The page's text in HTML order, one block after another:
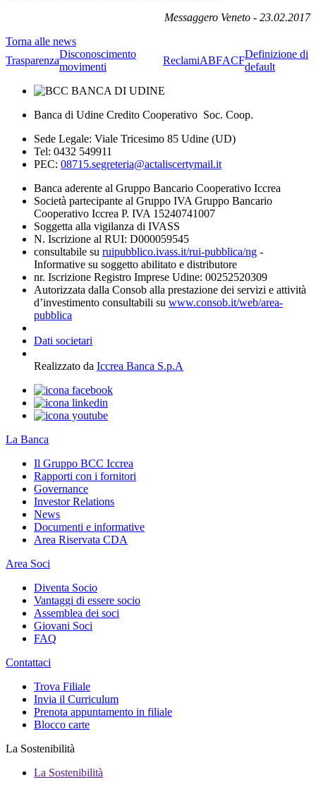
Messaggero Veneto - 23.02.2017
Torna alle news
Trasparenza
Disconoscimento
movimenti
ReclamiABFACF
Definizione di
default
Banca di Udine Credito Cooperativo Soc. Coop.
Sede Legale: Viale Tricesimo 85 Udine (UD)
Tel: 0432 549911
PEC: 08715.segreteria@actaliscertymail.it
Banca aderente al Gruppo Bancario Cooperativo Iccrea
Società partecipante al Gruppo IVA Gruppo Bancario
Cooperativo Iccrea P. IVA 15240741007
Soggetta alla vigilanza di IVASS
N. Iscrizione al RUI: D000059545
consultabile su ruipubblico.ivass.it/rui-pubblica/ng -
Informative su soggetto abilitato e distributore
nr. Iscrizione Registro Imprese Udine: 00252520309
Autorizzata dalla Consob alla prestazione dei servizi e attività
d’investimento consultabili su www.consob.it/web/area-
pubblica
Dati societari
Realizzato da Iccrea Banca S.p.A
La Banca
Il Gruppo BCC Iccrea
Rapporti con i fornitori
Governance
Investor Relations
News
Documenti e informative
Area Riservata CDA
Area Soci
Diventa Socio
Vantaggi di essere socio
Assemblea dei soci
Giovani Soci
FAQ
Contattaci
Trova Filiale
Invia il Curriculum
Prenota appuntamento in filiale
Blocco carte
La Sostenibilità
La Sostenibilità